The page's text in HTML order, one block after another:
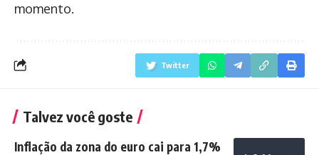
momento.
Twitter
Talvez você goste
Inflação da zona do euro cai para 1,7%